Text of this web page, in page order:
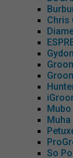
Chris
Muha
So